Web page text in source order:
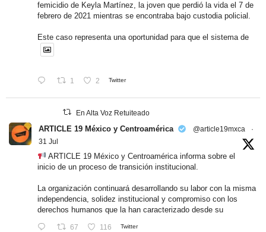
femicidio de Keyla Martínez, la joven que perdió la vida el 7 de
febrero de 2021 mientras se encontraba bajo custodia policial.
Este caso representa una oportunidad para que el sistema de
1 2 Twitter
En Alta Voz Retuiteado
ARTICLE 19 México y Centroamérica @article19mxca
·
31 Jul
ARTICLE 19 México y Centroamérica informa sobre el
inicio de un proceso de transición institucional.
La organización continuará desarrollando su labor con la misma
independencia, solidez institucional y compromiso con los
derechos humanos que la han caracterizado desde su
67 116 Twitter